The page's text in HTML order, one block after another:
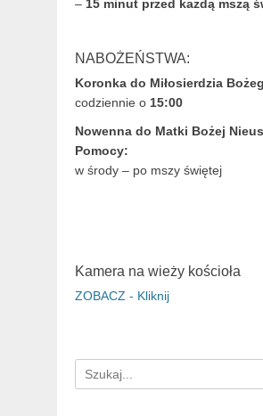
– 15 minut przed każdą mszą
NABOŻEŃSTWA:
Koronka do Miłosierdzia
codziennie o 15:00
Nowenna do Matki Bożej
Pomocy:
w środy – po mszy świętej
Kamera na wieży kościoła
ZOBACZ - Kliknij
Search
for: